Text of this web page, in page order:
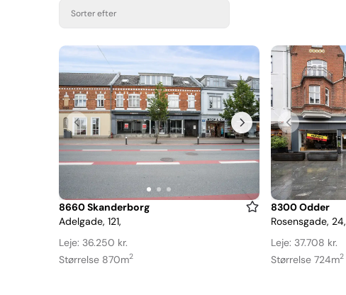
Sorter efter
Item
1
of
3
8660 Skanderborg
Adelgade, 121,
Leje: 36.250 kr.
Størrelse 870m2
Item
1
of
3
8300 Odder
Rosensgade, 24,
Leje: 37.708 kr.
Størrelse 724m2